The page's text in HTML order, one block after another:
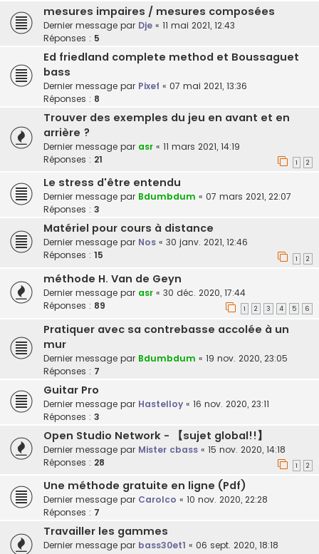
mesures impaires / mesures composées
Dernier message par Dje « 11 mai 2021, 12:43
Réponses : 5
Ed friedland complete method et Boussaguet
bass
Dernier message par Pixef « 07 mai 2021, 13:36
Réponses : 8
Trouver des exemples du jeu en avant et en
arrière ?
Dernier message par asr « 11 mars 2021, 14:19
Réponses : 21 1 2
Le stress d'être entendu
Dernier message par Bdumbdum « 07 mars 2021, 22:07
Réponses : 3
Matériel pour cours à distance
Dernier message par Nos « 30 janv. 2021, 12:46
Réponses : 15 1 2
méthode H. Van de Geyn
Dernier message par asr « 30 déc. 2020, 17:44
Réponses : 89 1 2 3 4 5 6
Pratiquer avec sa contrebasse accolée à un
mur
Dernier message par Bdumbdum « 19 nov. 2020, 23:05
Réponses : 7
Guitar Pro
Dernier message par Hastelloy « 16 nov. 2020, 23:11
Réponses : 3
Open Studio Network - 【sujet global!!】
Dernier message par Mister cbass « 15 nov. 2020, 14:18
Réponses : 28 1 2
Une méthode gratuite en ligne (Pdf)
Dernier message par Carolco « 10 nov. 2020, 22:28
Réponses : 7
Travailler les gammes
Dernier message par bass30et1 « 06 sept. 2020, 18:18